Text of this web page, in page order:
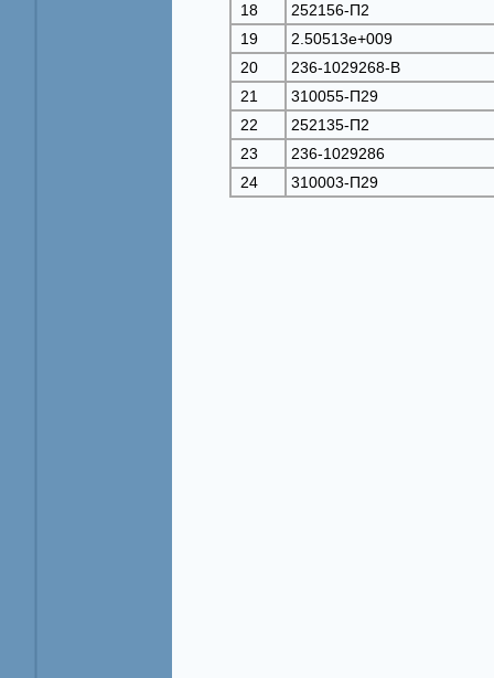
18
252156-П2
19
2.50513e+009
20
236-1029268-В
21
310055-П29
22
252135-П2
23
236-1029286
24
310003-П29